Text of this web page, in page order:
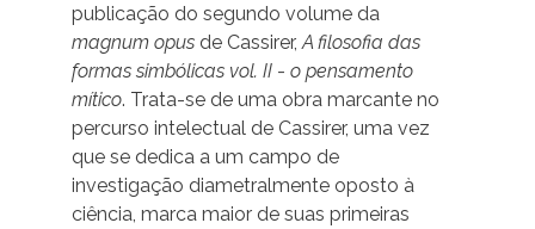
publicação do segundo volume da
magnum opusde Cassirer, A filosofia das
formas simbólicas vol. II - o pensamento
mítico. Trata-se de uma obra marcante no
percurso intelectual de Cassirer, uma vez
que se dedica a um campo de
investigação diametralmente oposto à
ciência, marca maior de suas primeiras